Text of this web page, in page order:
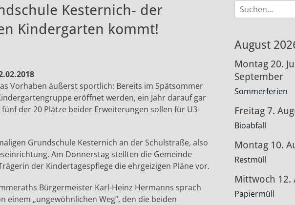
Kesternich- der
Kindergarten kommt!
Vorhaben äußerst sportlich: Bereits im Spätsommer
eröffnet werden, ein Jahr darauf gar
der 20 Plätze beider Erweiterungen sollen für U3-
Grundschule Kesternich an der Schulstraße, also
Am Donnerstag stellten die Gemeinde
der Kindertagespflege die ehrgeizigen Pläne vor.
Bürgermeister Karl-Heinz Hermanns sprach
einem „ungewöhnlichen Weg“, den die beiden
Suche
nach:
August
Montag 20.
September
Sommerferien
Freitag 7.
Bioabfall
Montag 10.
Restmüll
Mittwoch 12.
Papiermüll